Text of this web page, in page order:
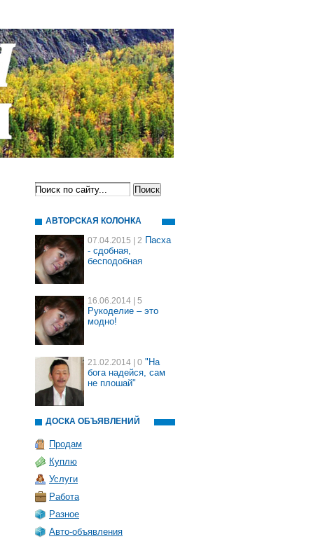
АВТОРСКАЯ КОЛОНКА
07.04.2015 | 2 Пасха
- сдобная,
бесподобная
16.06.2014 | 5
Рукоделие – это
модно!
21.02.2014 | 0 "На
бога надейся, сам
не плошай"
ДОСКА ОБЪЯВЛЕНИЙ
Продам
Куплю
Услуги
Работа
Разное
Авто-объявления